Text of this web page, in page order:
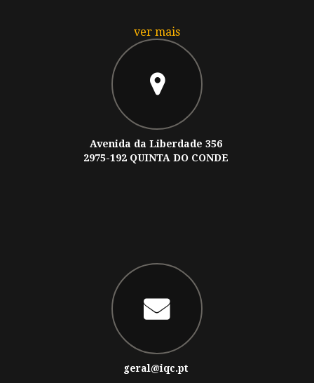
ver mais
Avenida da Liberdade 356
2975-192 QUINTA DO CONDE
geral@iqc.pt